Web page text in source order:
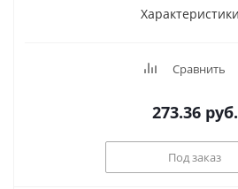
Характеристики
Сравнить
273.36 руб.
Под заказ